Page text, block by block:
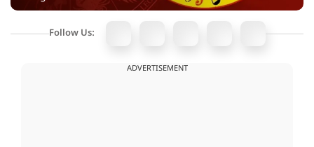
Follow Us:
ADVERTISEMENT